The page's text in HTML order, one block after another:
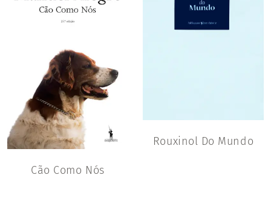
Cão Como Nós
Rouxinol Do Mundo